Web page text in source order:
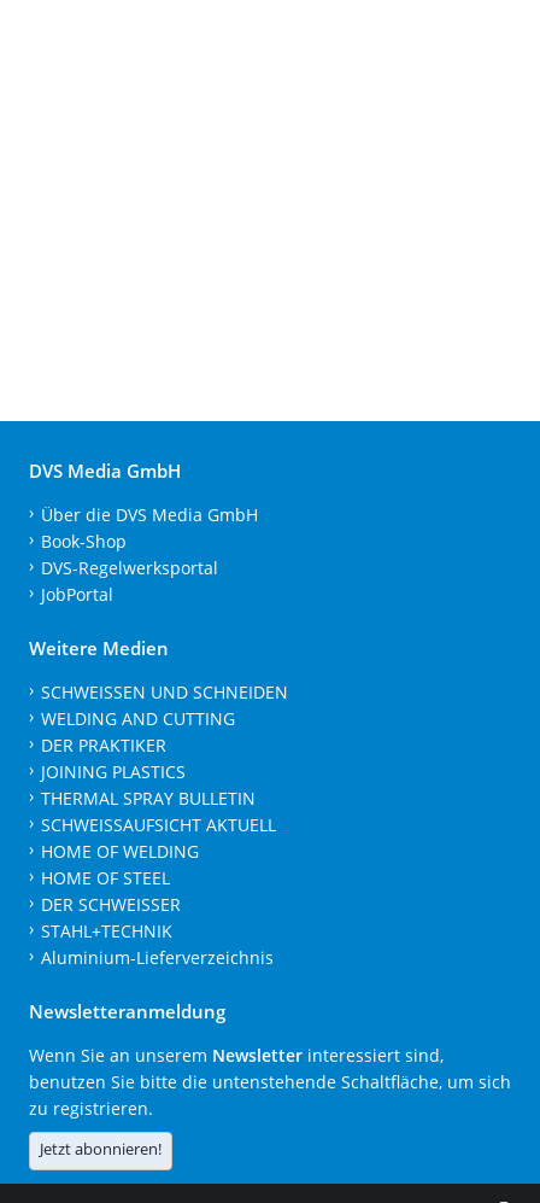
DVS Media GmbH
Über die DVS Media GmbH
Book-Shop
DVS-Regelwerksportal
JobPortal
Weitere Medien
SCHWEISSEN UND SCHNEIDEN
WELDING AND CUTTING
DER PRAKTIKER
JOINING PLASTICS
THERMAL SPRAY BULLETIN
SCHWEISSAUFSICHT AKTUELL
HOME OF WELDING
HOME OF STEEL
DER SCHWEISSER
STAHL+TECHNIK
Aluminium-Lieferverzeichnis
Newsletteranmeldung
Wenn Sie an unserem Newsletter interessiert sind,
benutzen Sie bitte die untenstehende Schaltfläche, um sich
zu registrieren.
Jetzt abonnieren!